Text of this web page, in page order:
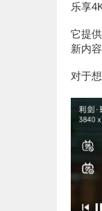
乐享
它提
新内
对于